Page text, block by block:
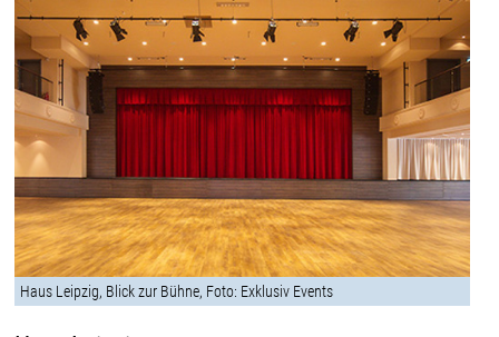
Haus Leipzig, Blick zur Bühne, Foto: Exklusiv Events